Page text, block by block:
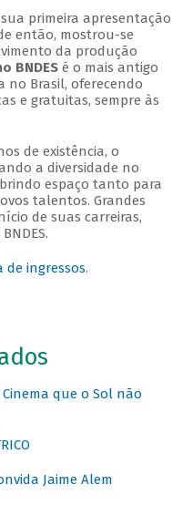
primeira apresentação
então, mostrou-se
da produção
BNDESé o mais antigo
Brasil, oferecendo
e gratuitas, sempre às
de existência, o
a diversidade no
espaço tanto para
talentos. Grandes
de suas carreiras,
de ingressos.
Cinema que o Sol não
Jaime Alem